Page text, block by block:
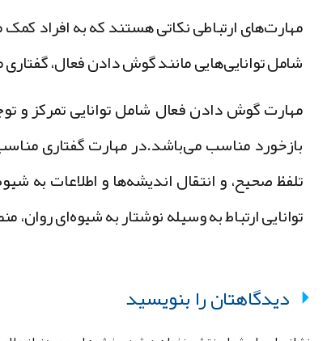
مهارت‌های ارتباطی نکاتی هستند که به افراد کمک
شامل توانایی‌هایی مانند گوش دادن فعال،
مهارت گوش دادن فعال شامل توانایی تمرکز و
بازخورد مناسب می‌باشد.در مهارت گفتاری
تلفظ صحیح، و انتقال اندیشه‌ها و اطلاعات به
توانایی ارتباط به وسیله نوشتار به شیوه‌ای
دیدگاهتان را بنویسید